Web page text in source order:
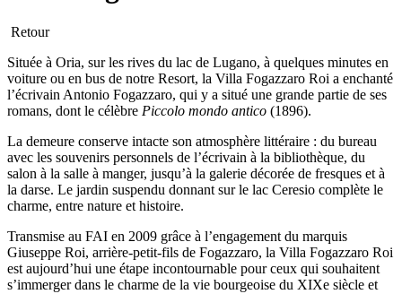
Retour
Située à Oria, sur les rives du lac de Lugano, à quelques minutes en
voiture ou en bus de notre Resort, la Villa Fogazzaro Roi a enchanté
l’écrivain Antonio Fogazzaro, qui y a situé une grande partie de ses
romans, dont le célèbre Piccolo mondo antico (1896).
La demeure conserve intacte son atmosphère littéraire : du bureau
avec les souvenirs personnels de l’écrivain à la bibliothèque, du
salon à la salle à manger, jusqu’à la galerie décorée de fresques et à
la darse. Le jardin suspendu donnant sur le lac Ceresio complète le
charme, entre nature et histoire.
Transmise au FAI en 2009 grâce à l’engagement du marquis
Giuseppe Roi, arrière-petit-fils de Fogazzaro, la Villa Fogazzaro Roi
est aujourd’hui une étape incontournable pour ceux qui souhaitent
s’immerger dans le charme de la vie bourgeoise du XIXe siècle et